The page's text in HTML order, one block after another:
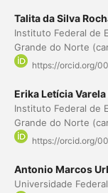
Talita da Silva
Instituto Federal de
Grande do Norte
https://orcid.org/
Erika Letícia
Instituto Federal de
Grande do Norte
https://orcid.org/
Antonio Marcos
Universidade